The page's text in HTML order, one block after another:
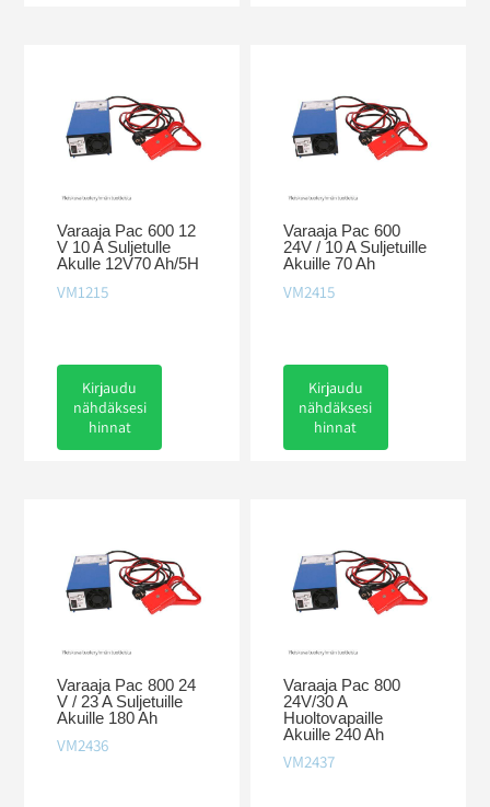
Varaaja Pac 600 12
V 10 A Suljetulle
Akulle 12V70 Ah/5H
VM1215
Kirjaudu
nähdäksesi
hinnat
Varaaja Pac 600
24V / 10 A Suljetuille
Akuille 70 Ah
VM2415
Kirjaudu
nähdäksesi
hinnat
Varaaja Pac 800 24
V / 23 A Suljetuille
Akuille 180 Ah
VM2436
Varaaja Pac 800
24V/30 A
Huoltovapaille
Akuille 240 Ah
VM2437